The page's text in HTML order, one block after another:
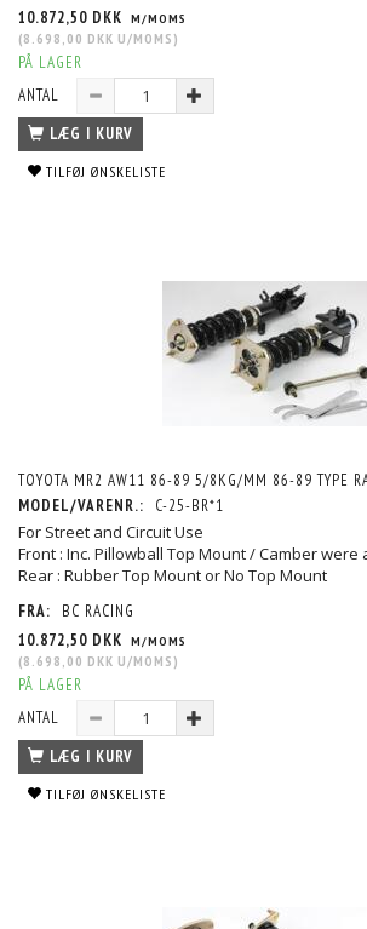
10.872,50 DKK M/MOMS
(8.698,00 DKK U/MOMS )
PÅ LAGER
ANTAL
LÆG I KURV
TILFØJ ØNSKELISTE
TOYOTA MR2 AW11 86-89 5/8KG/MM 86-89 TYPE
MODEL/VARENR.:
C-25-BR*1
For Street and Circuit Use
Front : Inc. Pillowball Top Mount / Camber were
Rear : Rubber Top Mount or No Top Mount
FRA:
BC RACING
10.872,50 DKK M/MOMS
(8.698,00 DKK U/MOMS )
PÅ LAGER
ANTAL
LÆG I KURV
TILFØJ ØNSKELISTE